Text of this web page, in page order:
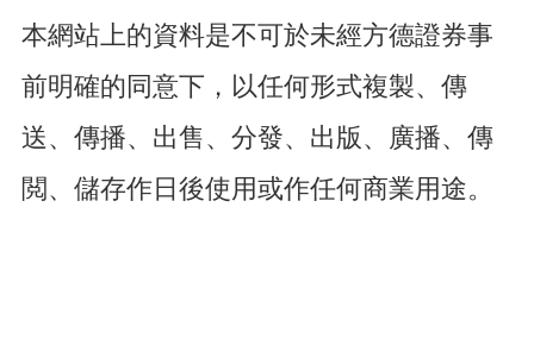
本網站上的資料是不可於未經方德證券事
前明確的同意下，以任何形式複製、傳
送、傳播、出售、分發、出版、廣播、傳
閲、儲存作日後使用或作任何商業用途。